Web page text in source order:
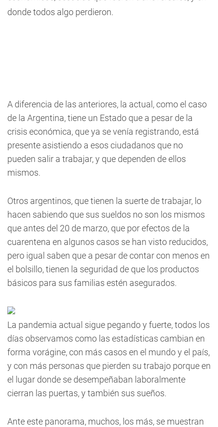
donde todos algo perdieron.
A diferencia de las anteriores, la actual, como el caso
de la Argentina, tiene un Estado que a pesar de la
crisis económica, que ya se venía registrando, está
presente asistiendo a esos ciudadanos que no
pueden salir a trabajar, y que dependen de ellos
mismos.
Otros argentinos, que tienen la suerte de trabajar, lo
hacen sabiendo que sus sueldos no son los mismos
que antes del 20 de marzo, que por efectos de la
cuarentena en algunos casos se han visto reducidos,
pero igual saben que a pesar de contar con menos en
el bolsillo, tienen la seguridad de que los productos
básicos para sus familias estén asegurados.
La pandemia actual sigue pegando y fuerte, todos los
días observamos como las estadísticas cambian en
forma vorágine, con más casos en el mundo y el país,
y con más personas que pierden su trabajo porque en
el lugar donde se desempeñaban laboralmente
cierran las puertas, y también sus sueños.
Ante este panorama, muchos, los más, se muestran